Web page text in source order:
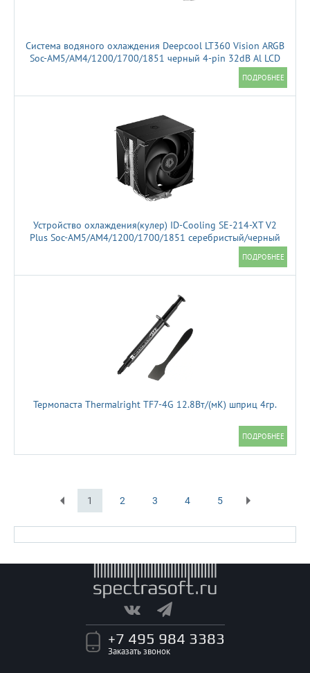
Система водяного охлаждения Deepcool LT360 Vision ARGB
Soc-AM5/AM4/1200/1700/1851 черный 4-pin 32dB Al LCD
350W Ret (R-LT360VISION-BKAMMC-G-1)
Устройство охлаждения(кулер) ID-Cooling SE-214-XT V2
Plus Soc-AM5/AM4/1200/1700/1851 серебристый/черный
Термопаста Thermalright TF7-4G 12.8Вт/(мК) шприц 4гр.
1 2 3 4
5
+7 495 984 3383
Заказать звонок